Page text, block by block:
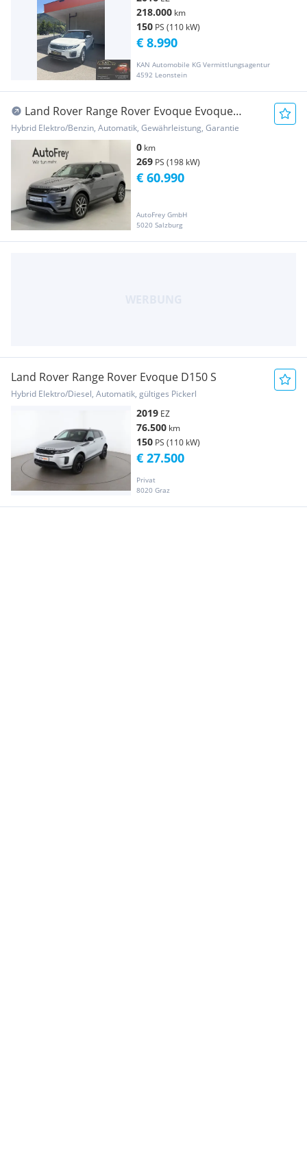
218.000 km
150 PS (110 kW)
KAN Automobile KG Vermittlungsagentur
4592 Leonstein
€ 8.990
Land Rover Range Rover Evoque Evoque
269PS Dynamic SE PHEV
Hybrid Elektro/Benzin, Automatik, Gewährleistung, Garantie
0 km
269 PS (198 kW)
AutoFrey GmbH
5020 Salzburg
€ 60.990
Land Rover Range Rover Evoque D150 S
Hybrid Elektro/Diesel, Automatik, gültiges Pickerl
2019 EZ
76.500 km
150 PS (110 kW)
Privat
8020 Graz
€ 27.500